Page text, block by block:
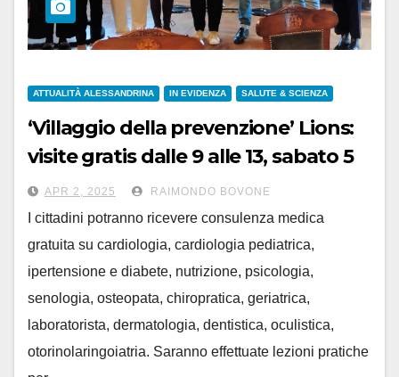
ATTUALITÀ ALESSANDRINA IN EVIDENZA SALUTE & SCIENZA
‘Villaggio della prevenzione’ Lions:
visite gratis dalle 9 alle 13, sabato 5
aprile in piazza Garibaldi
APR 2, 2025 RAIMONDO BOVONE
I cittadini potranno ricevere consulenza medica
gratuita su cardiologia, cardiologia pediatrica,
ipertensione e diabete, nutrizione, psicologia,
senologia, osteopata, chiropratica, geriatrica,
laboratorista, dermatologia, dentistica, oculistica,
otorinolaringoiatria. Saranno effettuate lezioni pratiche